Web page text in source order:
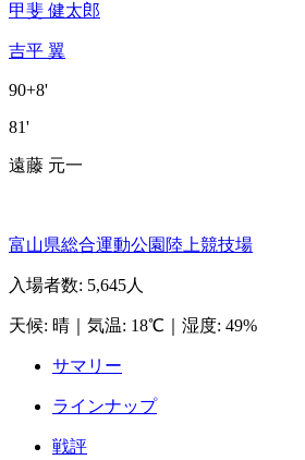
甲斐 健太郎
吉平 翼
90+8'
81'
遠藤 元一
富山県総合運動公園陸上競技場
入場者数: 5,645人
天候: 晴 気温: 18℃ 湿度: 49%
サマリー
ラインナップ
戦評